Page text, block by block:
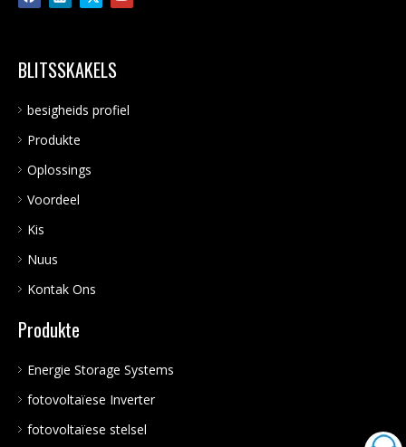
BLITSSKAKELS
besigheids profiel
Produkte
Oplossings
Voordeel
Kis
Nuus
Kontak Ons
Produkte
Energie Storage Systems
fotovoltaïese Inverter
fotovoltaïese stelsel